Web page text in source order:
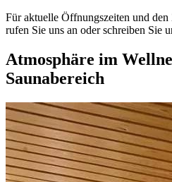
Für aktuelle Öffnungszeiten und
rufen Sie uns an oder schreiben Sie
Atmosphäre im
Saunabereich